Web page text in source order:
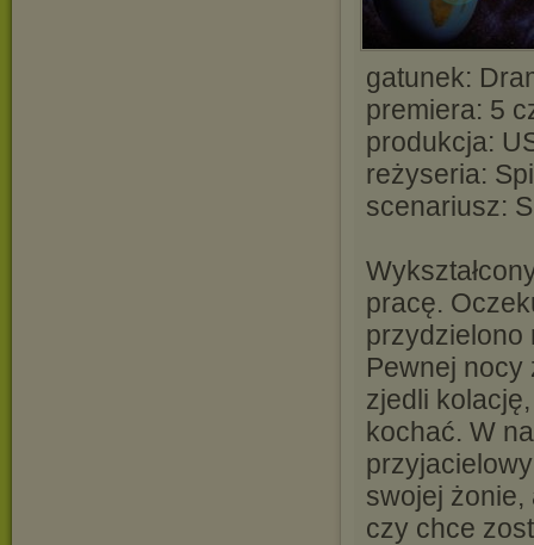
gatunek:
premiera: 5
produkcja:
reżyseria:
scenariusz:
pracę.
przydzielono
Pewnej nocy
zjedli
kochać. W
swojej żonie,
czy chce